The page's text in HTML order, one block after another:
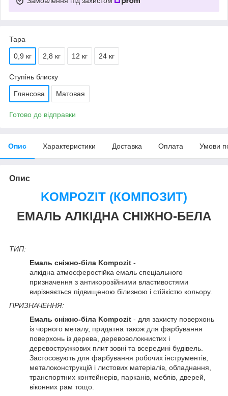
Тара
0,9 кг 2,8 кг 12 кг 24 кг
Ступінь блиску
Глянсова Матовая
Готово до відправки
Опис Характеристики Доставка Оплата Умови
Опис
KOMPOZIT (КОМПОЗИТ)
ЕМАЛЬ АЛКІДНА СНІЖНО-БЕЛА
ТИП:
Емаль сніжно-біла Kompozit -
алкідна атмосферостійка емаль спеціального
призначення з антикорозійними властивостями
вирізняється підвищеною білизною і стійкістю кольору.
ПРИЗНАЧЕННЯ:
Емаль сніжно-біла Kompozit - для захисту поверхонь
із чорного металу, придатна також для фарбування
поверхонь із дерева, деревоволокнистих і
деревостружкових плит зовні та всередині будівель.
Застосовують для фарбування робочих інструментів,
металоконструкцій і листових матеріалів, обладнання,
транспортних контейнерів, парканів, меблів, дверей,
віконних рам тощо.